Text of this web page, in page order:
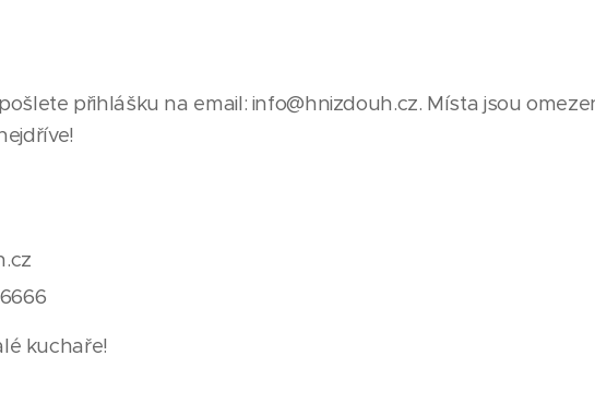
přihlášku na email: info@hnizdouh.cz. Místa jsou
kuchaře!